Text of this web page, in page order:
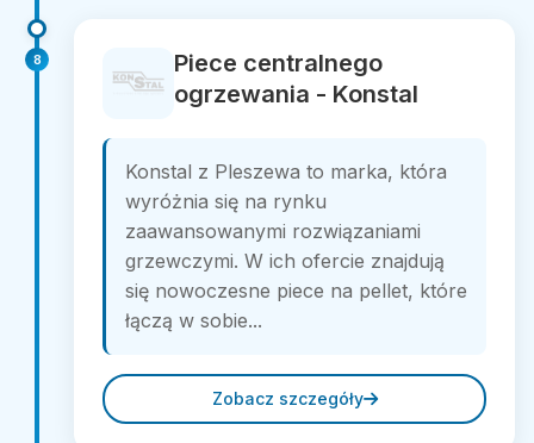
8
Piece centralnego
ogrzewania - Konstal
Konstal z Pleszewa to marka, która
wyróżnia się na rynku
zaawansowanymi rozwiązaniami
grzewczymi. W ich ofercie znajdują
się nowoczesne piece na pellet, które
łączą w sobie...
Zobacz szczegóły